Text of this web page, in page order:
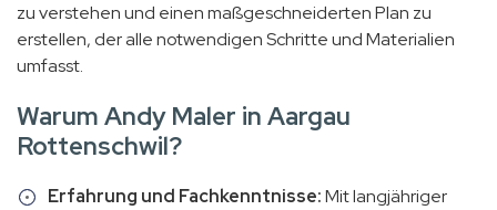
zu verstehen und einen maßgeschneiderten Plan zu
erstellen, der alle notwendigen Schritte und Materialien
umfasst.
Warum Andy Maler in Aargau
Rottenschwil?
Erfahrung und Fachkenntnisse:Mit langjähriger